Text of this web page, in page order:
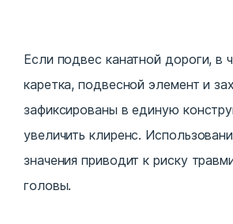
Если подвес канатной дороги, в
каретка, подвесной элемент и
зафиксированы в единую
увеличить клиренс.
значения приводит к риску
головы.